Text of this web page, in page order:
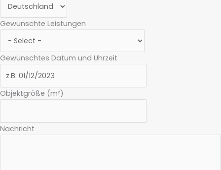
Gewünschte Leistungen
Gewünschtes Datum und Uhrzeit
Objektgröße (m²)
Nachricht